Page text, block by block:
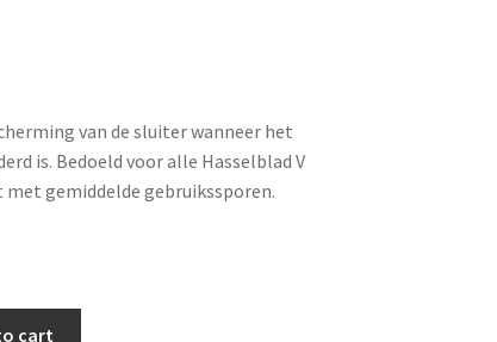
van de sluiter wanneer het
is. Bedoeld voor alle Hasselblad V
gemiddelde gebruikssporen.
cart